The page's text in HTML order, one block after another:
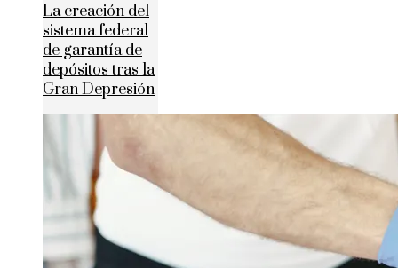
La creación del
sistema federal
de garantía de
depósitos tras la
Gran Depresión